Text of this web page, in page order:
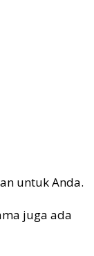
untuk Anda.
juga ada